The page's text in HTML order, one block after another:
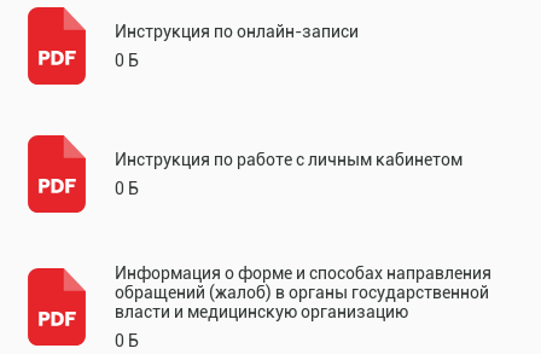
Инструкция по онлайн-записи
0 Б
Инструкция по работе с личным кабинетом
0 Б
Информация о форме и способах направления
обращений (жалоб) в органы государственной
власти и медицинскую организацию
0 Б